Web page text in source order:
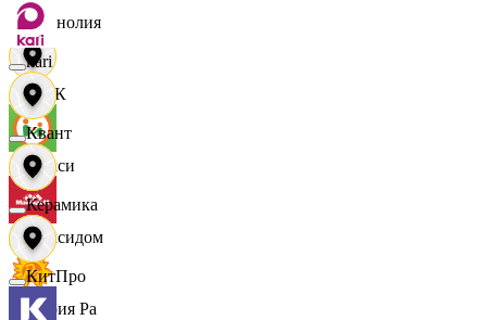
Магнолия
МАК
Макси
Максидом
Мария Ра
kari
Квант
Керамика
КитПро